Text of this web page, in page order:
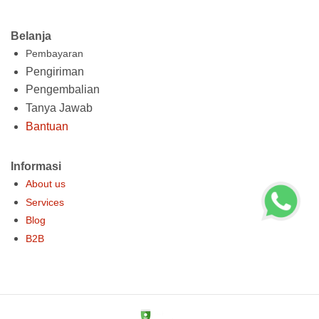
Belanja
Pembayaran
Pengiriman
Pengembalian
Tanya Jawab
Bantuan
Informasi
About us
Services
Blog
B2B